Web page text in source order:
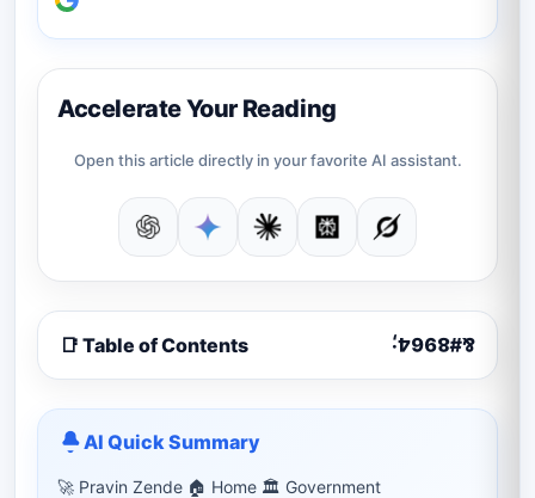
Accelerate Your Reading
Open this article directly in your favorite AI assistant.
📑 Table of Contents
AI Quick Summary
🚀 Pravin Zende 🏠 Home 🏛 Government